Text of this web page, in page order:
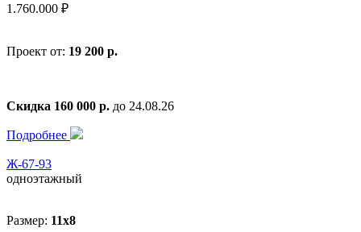
1.760.000 ₽
Проект от: 19 200 р.
Скидка 160 000 р. до 24.08.26
Подробнее
Ж-67-93
одноэтажный
Размер: 11x8